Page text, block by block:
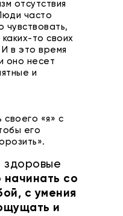
отсутствия
часто
чувствовать,
то своих
И в это время
оно несет
и
своего «я» с
его
здоровые
начинать со
с умения
и